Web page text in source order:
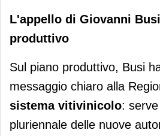
L'appello di Giovanni
produttivo
Sul piano produttivo, Busi
messaggio chiaro alla
sistema vitivinicolo:
pluriennale delle nuove